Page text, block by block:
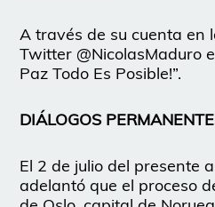
A través de su cuenta en
Twitter @NicolasMaduro
Paz Todo Es Posible!”.
DIÁLOGOS
El 2 de julio del presente
adelantó que el proceso